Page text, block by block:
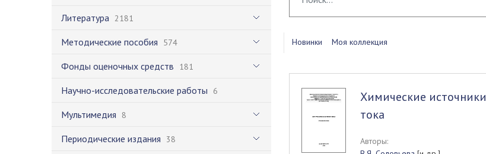
Литература 2181
Методические пособия 574
Фонды оценочных средств 181
Научно-исследовательские работы 6
Мультимедия 8
Периодические издания 38
Новинки Моя коллекция
Химические источники
тока
Авторы: